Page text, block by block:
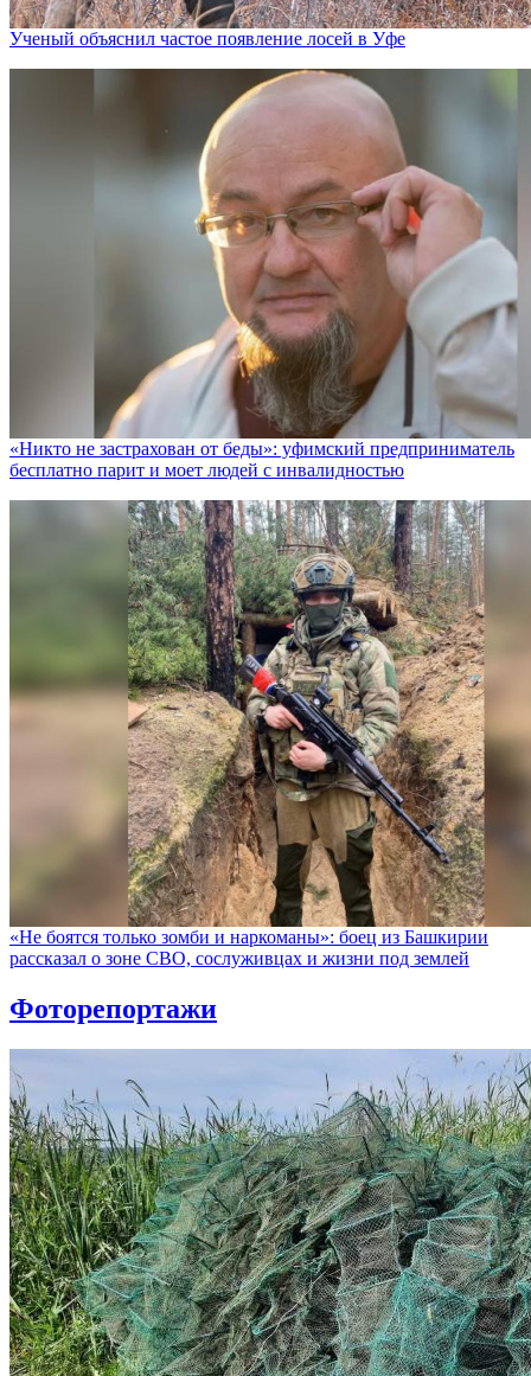
Ученый объяснил частое появление лосей в Уфе
«Никто не заcтрахован от беды»: уфимский предприниматель
бесплатно парит и моет людей с инвалидностью
«Не боятся только зомби и наркоманы»: боец из Башкирии
рассказал о зоне СВО, сослуживцах и жизни под землей
Фоторепортажи